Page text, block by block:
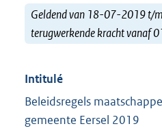
Geldend van 18-07-2019 t/
terugwerkende kracht vanaf
Intitulé
Beleidsregels
gemeente Eersel 2019